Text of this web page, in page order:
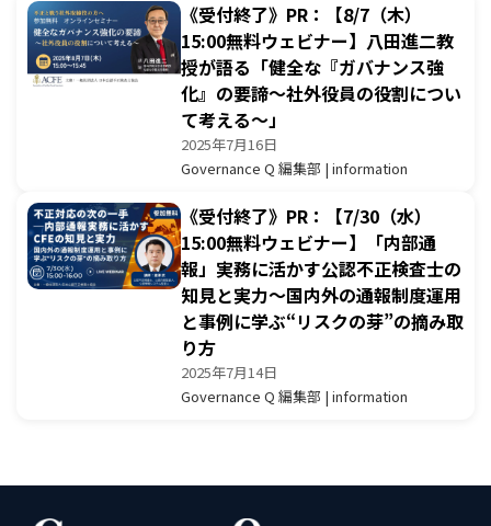
《受付終了》PR：【8/7（木）
15:00無料ウェビナー】八田進二教
授が語る「健全な『ガバナンス強
化』の要諦～社外役員の役割につい
て考える～」
2025年7月16日
Governance Q 編集部 | information
《受付終了》PR：【7/30（水）
15:00無料ウェビナー】「内部通
報」実務に活かす公認不正検査士の
知見と実力～国内外の通報制度運用
と事例に学ぶ“リスクの芽”の摘み取
り方
2025年7月14日
Governance Q 編集部 | information